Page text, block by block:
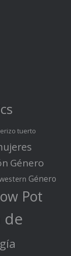
erizo tuerto
Género
Género
Pot
de